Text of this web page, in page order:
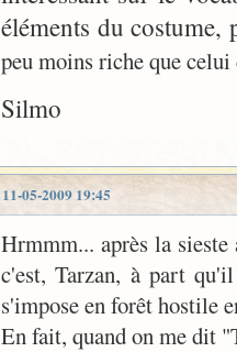
éléments du
peu moins riche que celui
Silmo
11-05-2009 19:45
Hrmmm... après la
c'est, Tarzan, à part
s'impose en forêt hostile
En fait, quand on me dit